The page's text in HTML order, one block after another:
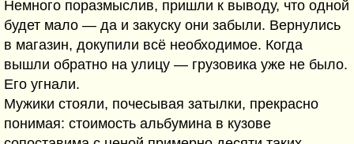
Немного поразмыслив, пришли к выводу, что одной
будет мало — да и закуску они забыли. Вернулись
в магазин, докупили всё необходимое. Когда
вышли обратно на улицу — грузовика уже не было.
Его угнали.
Мужики стояли, почесывая затылки, прекрасно
понимая: стоимость альбумина в кузове